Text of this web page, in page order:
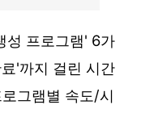
성 프로그램' 6가
'까지 걸린 시간
그램별 속도/시